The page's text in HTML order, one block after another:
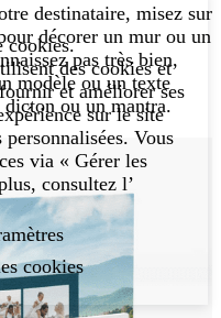
destinataire, misez sur
décorer un mur ou un
pas très bien,
modèle ou un texte
dicton ou un mantra.
cookies.
des cookies et
et améliorer ses
sur le site
Vous
via « Gérer les
consultez l’
cookies